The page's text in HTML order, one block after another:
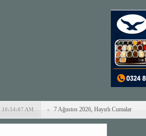
10:54:07 AM 7 Ağustos 2026, Hayırlı Cumalar